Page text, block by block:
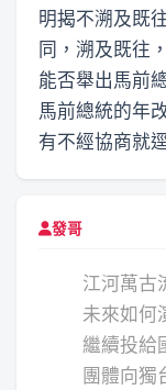
明揭不溯及既
同，溯及既往
能否舉出馬前
馬前總統的年
有不經協商就
發哥
江河萬古
未來如何
繼續投給
團體向獨